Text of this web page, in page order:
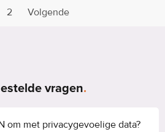
Pagina
2
Berichten
Volgende
vragen.
om met privacygevoelige data?